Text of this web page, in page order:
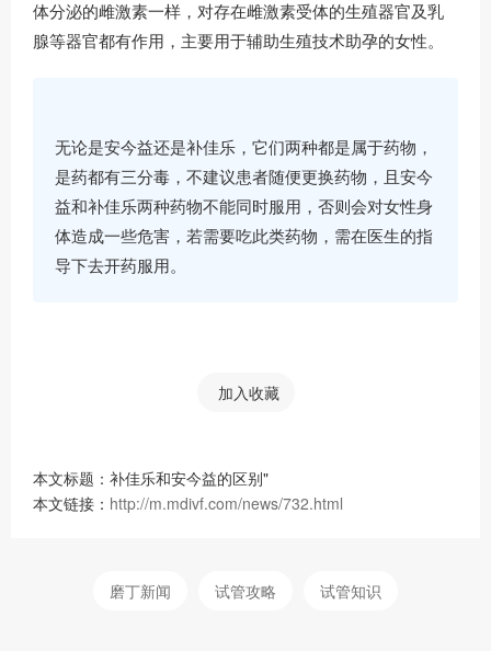
体分泌的雌激素一样，对存在雌激素受体的生殖器官及乳
腺等器官都有作用，主要用于辅助生殖技术助孕的女性。
无论是安今益还是补佳乐，它们两种都是属于药物，
是药都有三分毒，不建议患者随便更换药物，且安今
益和补佳乐两种药物不能同时服用，否则会对女性身
体造成一些危害，若需要吃此类药物，需在医生的指
导下去开药服用。
加入收藏
本文标题：补佳乐和安今益的区别"
本文链接： http://m.mdivf.com/news/732.html
磨丁新闻 试管攻略 试管知识